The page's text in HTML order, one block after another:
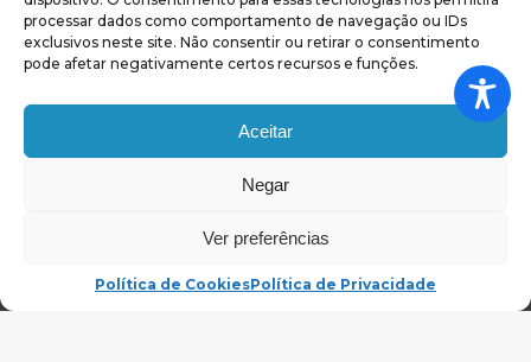
processar dados como comportamento de navegação ou IDs
exclusivos neste site. Não consentir ou retirar o consentimento
pode afetar negativamente certos recursos e funções.
Aceitar
Negar
Ver preferências
Política de CookiesPolítica de Privacidade
(obrigatório)
Sub
região